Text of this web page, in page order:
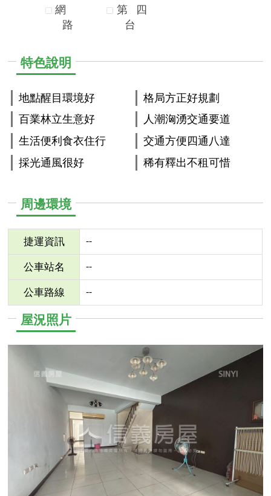
網
路
第
四
台
特色說明
地點醒目環境好
百業林立生意好
生活便利食衣住行
採光通風很好
格局方正好規劃
人潮洶湧交通要道
交通方便四通八達
稀有釋出不租可惜
周邊環境
捷運資訊 --
公車站名 --
公車路線 --
屋況照片